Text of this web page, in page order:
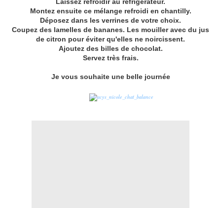
Montez ensuite ce mélange refroidi en chantilly.
Déposez dans les verrines de votre choix.
Coupez des lamelles de bananes. Les mouiller avec du jus
de citron pour éviter qu'elles ne noircissent.
Ajoutez des billes de chocolat.
Servez très frais.
Je vous souhaite une belle journée